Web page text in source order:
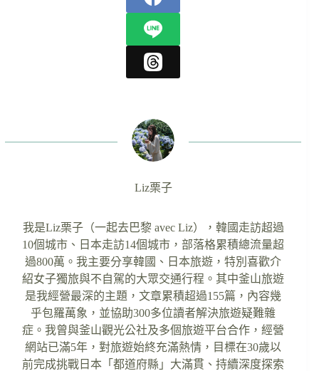
Liz栗子
我是Liz栗子（一起去巴黎 avec Liz），韓國走訪超過
10個城市、日本走訪14個城市，部落格累積總流量超
過800萬。我主要分享韓國、日本旅遊，特別喜歡介
紹女子獨旅與不自駕的大眾交通行程。其中釜山旅遊
是我經營最深的主題，文章累積超過155篇，內容幾
乎包羅萬象，並協助300多位讀者解決旅遊疑難雜
症。我曾與釜山觀光公社及多個旅遊平台合作，經營
網站已滿5年，對旅遊始終充滿熱情，目標在30歲以
前完成挑戰日本「都道府縣」大滿貫、持續深度探索